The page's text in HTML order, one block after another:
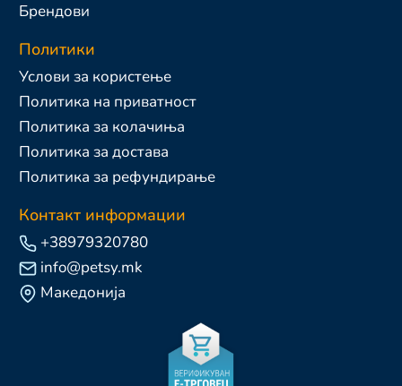
Брендови
Политики
Услови за користење
Политика на приватност
Политика за колачиња
Политика за достава
Политика за рефундирање
Контакт информации
+38979320780
info@petsy.mk
Македонија